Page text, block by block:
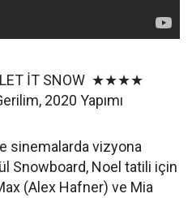
/ LET İT SNOW ★★★★
2020 Yapımı
sinemalarda vizyona
Snowboard, Noel tatili için
(Alex Hafner) ve Mia